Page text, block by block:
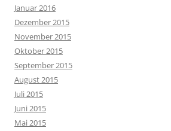
Januar 2016
Dezember 2015
November 2015
Oktober 2015
September 2015
August 2015
Juli 2015
Juni 2015
Mai 2015